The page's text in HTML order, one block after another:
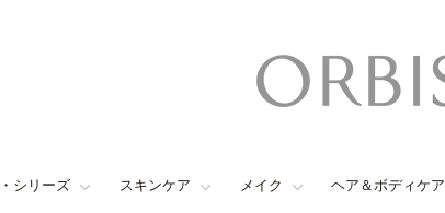
シリーズ スキンケア メイク ヘア＆ボディケア